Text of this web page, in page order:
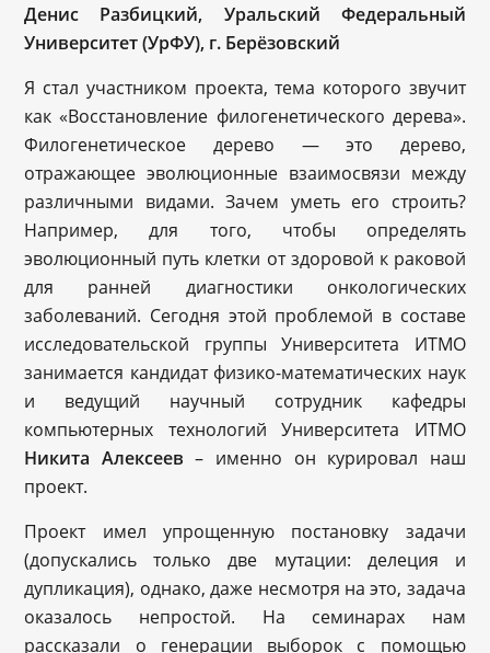
Денис Разбицкий, Уральский Федеральный
Университет (УрФУ), г. Берёзовский
Я стал участником проекта, тема которого звучит
как «Восстановление филогенетического дерева».
Филогенетическое дерево — это дерево,
отражающее эволюционные взаимосвязи между
различными видами. Зачем уметь его строить?
Например, для того, чтобы определять
эволюционный путь клетки от здоровой к раковой
для ранней диагностики онкологических
заболеваний. Сегодня этой проблемой в составе
исследовательской группы Университета ИТМО
занимается кандидат физико-математических наук
и ведущий научный сотрудник кафедры
компьютерных технологий Университета ИТМО
Никита Алексеев – именно он курировал наш
проект.
Проект имел упрощенную постановку задачи
(допускались только две мутации: делеция и
дупликация), однако, даже несмотря на это, задача
оказалось непростой. На семинарах нам
рассказали о генерации выборок с помощью